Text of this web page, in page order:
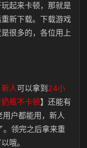
起来卡顿，那就是
新下载。下载游戏
很多的，各位用上
新人可以拿到 24小
瓶不卡顿】还能有
用户都能用，新人
领完之后拿来重
哦。